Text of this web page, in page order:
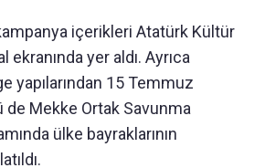
içerikleri Atatürk Kültür
yer aldı. Ayrıca
yapılarından 15 Temmuz
Mekke Ortak Savunma
ülke bayraklarının